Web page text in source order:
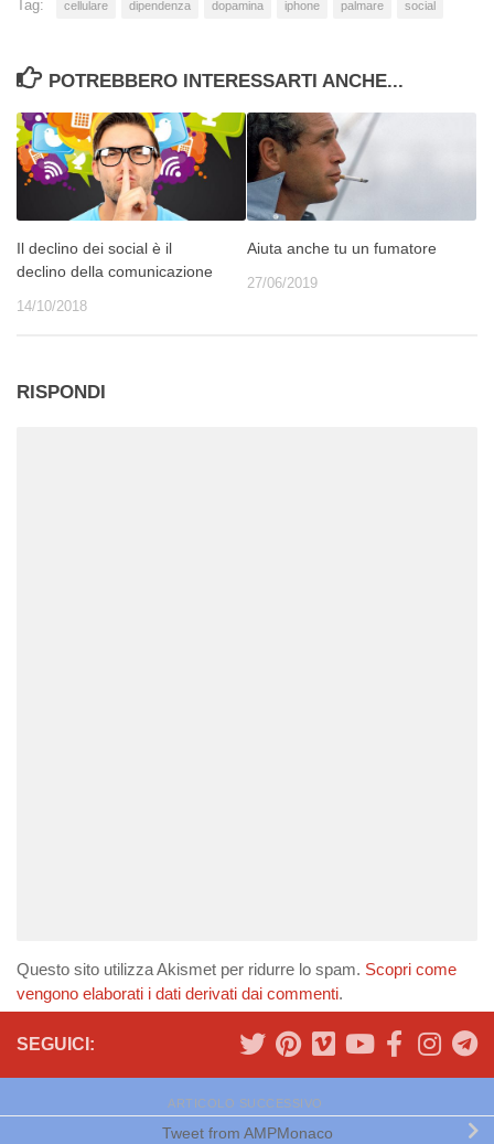
Tag: cellulare dipendenza dopamina iphone palmare social
POTREBBERO INTERESSARTI ANCHE...
Il declino dei social è il
declino della comunicazione
14/10/2018
Aiuta anche tu un fumatore
27/06/2019
RISPONDI
Questo sito utilizza Akismet per ridurre lo spam. Scopri come
vengono elaborati i dati derivati dai commenti.
SEGUICI:
ARTICOLO SUCCESSIVO
Tweet from AMPMonaco